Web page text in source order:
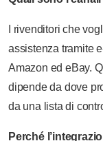
I rivenditori che
assistenza tramite
Amazon ed eBay.
dipende da dove
da una lista di
Perché